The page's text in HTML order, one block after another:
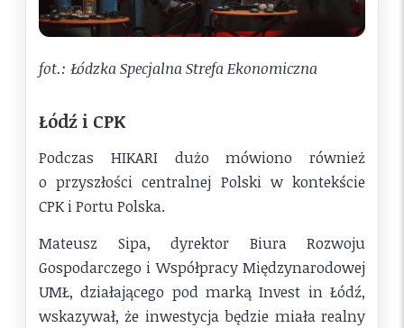
fot.: Łódzka Specjalna Strefa Ekonomiczna
Łódź i CPK
Podczas HIKARI dużo mówiono również
o przyszłości centralnej Polski w kontekście
CPK i Portu Polska.
Mateusz Sipa, dyrektor Biura Rozwoju
Gospodarczego i Współpracy Międzynarodowej
UMŁ, działającego pod marką Invest in Łódź,
wskazywał, że inwestycja będzie miała realny